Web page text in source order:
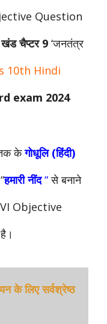
Question
चैप्टर 9 ‘जनतंत्र
10th Hindi
exam 2024
केगोधूलि (हिंदी)
हमारी नींद“से बनाने
VVI Objective
के लिए सर्वश्रेष्ठ